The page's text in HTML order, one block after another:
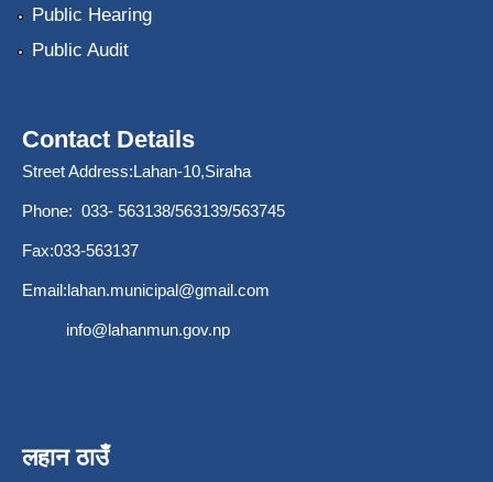
Public Hearing
Public Audit
Contact Details
Street Address:Lahan-10,Siraha
Phone: 033- 563138/563139/563745
Fax:033-563137
Email:lahan.municipal@gmail.com
info@lahanmun.gov.np
लहान ठाउँ